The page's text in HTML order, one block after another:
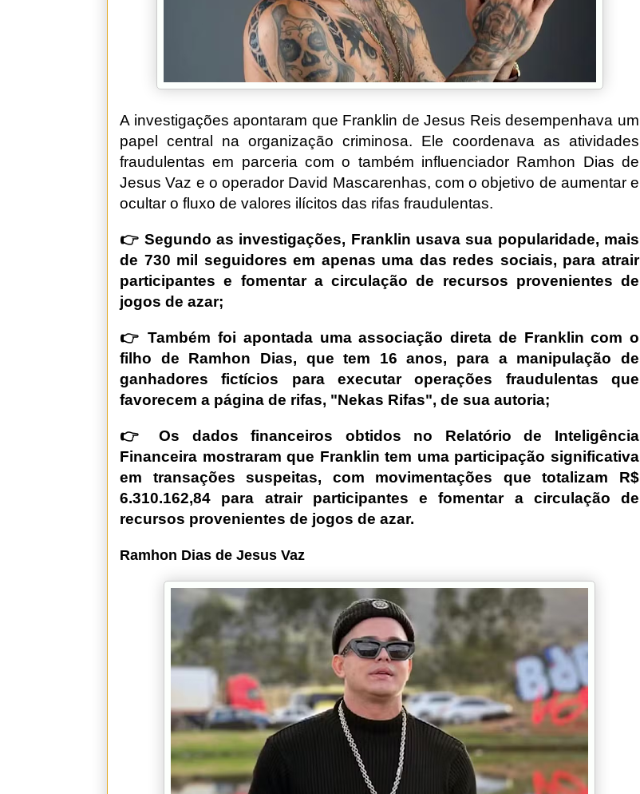
A investigações apontaram que Franklin de Jesus Reis desempenhava um
papel central na organização criminosa. Ele coordenava as atividades
fraudulentas em parceria com o também influenciador Ramhon Dias de
Jesus Vaz e o operador David Mascarenhas, com o objetivo de aumentar e
ocultar o fluxo de valores ilícitos das rifas fraudulentas.
👉 Segundo as investigações, Franklin usava sua popularidade, mais
de 730 mil seguidores em apenas uma das redes sociais, para atrair
participantes e fomentar a circulação de recursos provenientes de
jogos de azar;
👉 Também foi apontada uma associação direta de Franklin com o
filho de Ramhon Dias, que tem 16 anos, para a manipulação de
ganhadores fictícios para executar operações fraudulentas que
favorecem a página de rifas, "Nekas Rifas", de sua autoria;
👉 Os dados financeiros obtidos no Relatório de Inteligência
Financeira mostraram que Franklin tem uma participação significativa
em transações suspeitas, com movimentações que totalizam R$
6.310.162,84 para atrair participantes e fomentar a circulação de
recursos provenientes de jogos de azar.
Ramhon Dias de Jesus Vaz